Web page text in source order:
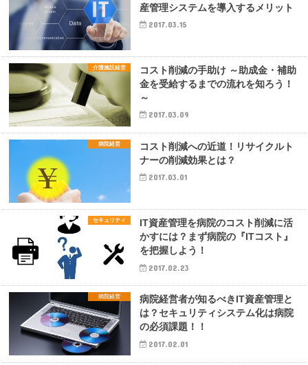
産管理システムを導入するメリット
2017.03.15
介護施設経営
コスト削減の手助け ～助成金・補助
金を受給するまでの流れを知ろう！
～
2017.03.09
病院経営
コスト削減への近道！リサイクルト
ナーの削減効果とは？
2017.03.01
セキュリティ
IT資産管理を病院のコスト削減に活
かすには？まず病院の『ITコスト』
を把握しよう！
2017.02.23
病院経営
病院経営者が知るべきIT資産管理と
は？セキュリティシステム化は病院
の必須課題！！
2017.02.01